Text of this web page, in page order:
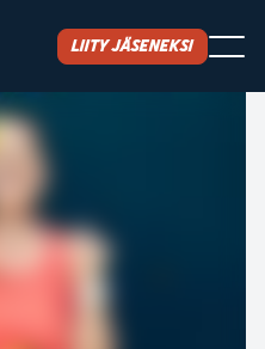
Liity jäseneksi